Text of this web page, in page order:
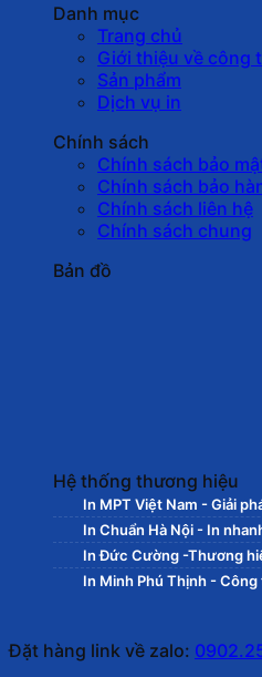
Danh mục
Trang chủ
Giới thiệu về công
Sản phẩm
Dịch vụ in
Chính sách
Chính sách bảo
Chính sách bảo
Chính sách liên hệ
Chính sách chung
Bản đồ
Hệ thống thương hiệu
In MPT Việt Nam - Giải
In Chuẩn Hà Nội - In
In Đức Cường -Thương
In Minh Phú Thịnh -
Đặt hàng link về zalo: